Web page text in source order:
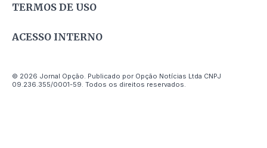
TERMOS DE USO
ACESSO INTERNO
© 2026 Jornal Opção. Publicado por Opção Notícias Ltda CNPJ
09.236.355/0001-59. Todos os direitos reservados.